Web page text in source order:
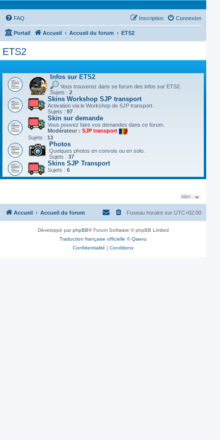
FAQ Connexion
Inscription
Portail Accueil Accueil du forum ETS2
ETS2
Infos sur ETS2
Vous trouverez dans se forum des infos sur ETS2.
Sujets : 2
Skins Workshop SJP transport
Activation via le Workshop de SJP transport.
Sujets : 97
Skin sur demande
Vous pouvez faire vos demandes dans ce forum.
Modérateur : SJP transport
Sujets : 13
Photos
Quelques photos en convois ou en solo.
Sujets : 37
Skins SJP Transport
Sujets : 6
Aller
Accueil Accueil du forum Fuseau horaire sur UTC+02:00
Développé parphpBB® Forum Software © phpBB Limited
Traduction française officielle ©Qiaeru
Confidentialité | Conditions